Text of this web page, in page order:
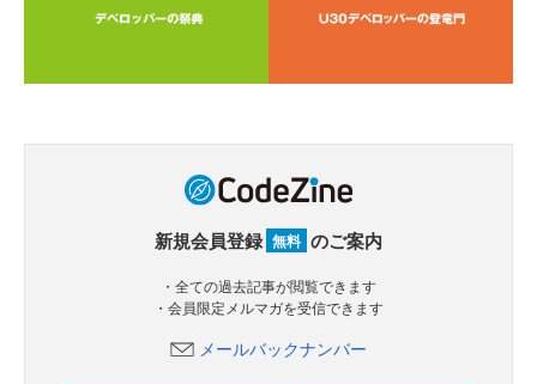
新規会員登録 無料 のご案内
・全ての過去記事が閲覧できます
・会員限定メルマガを受信できます
メールバックナンバー